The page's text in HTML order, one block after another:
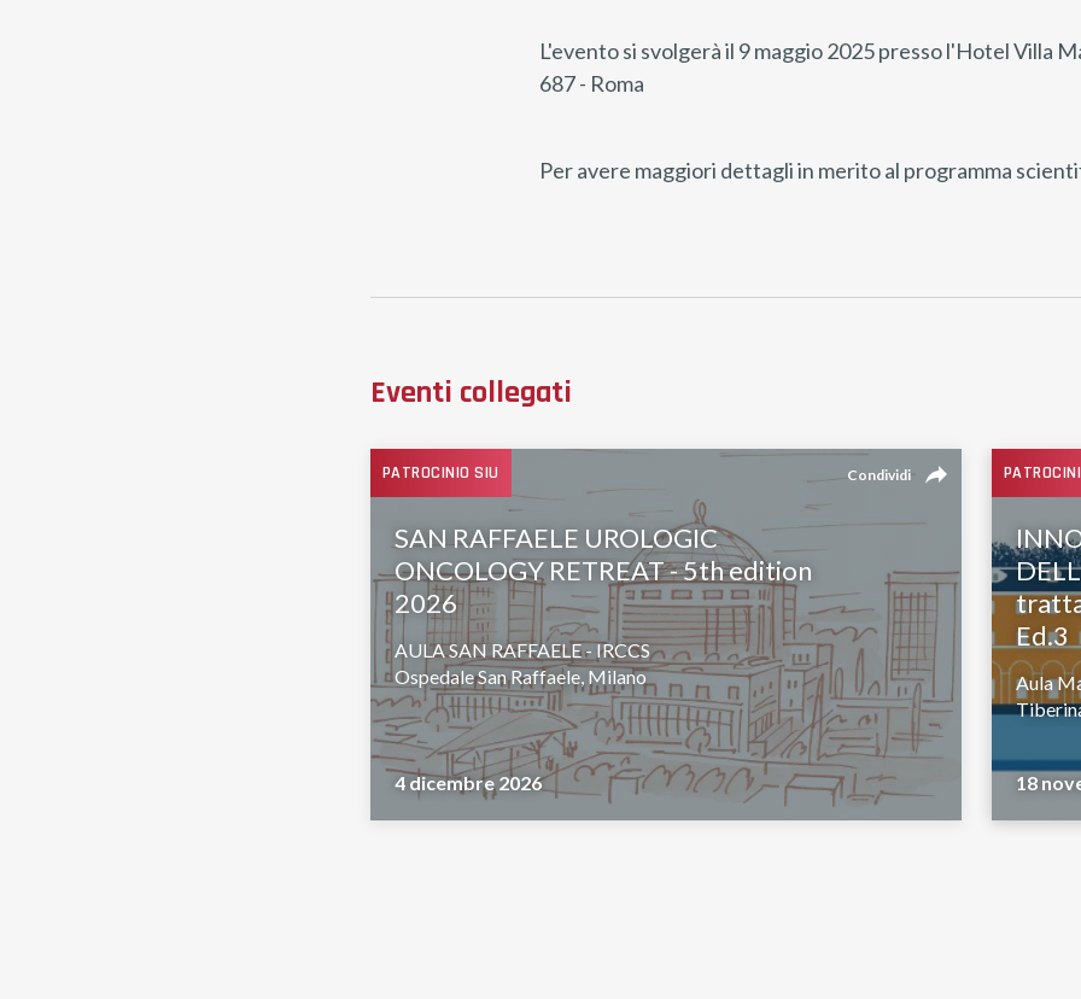
L'evento si svolgerà il 9 maggio 2025 presso l'Hotel Villa
687 - Roma
Per avere maggiori dettagli in merito al programma
Eventi collegati
SAN RAFFAELE UROLOGIC
ONCOLOGY RETREAT - 5th edition
2026
AULA SAN RAFFAELE - IRCCS
Ospedale San Raffaele, Milano
4 dicembre 2026
PATROCINIO SIU Condividi reply
Ed.3
Aula
18